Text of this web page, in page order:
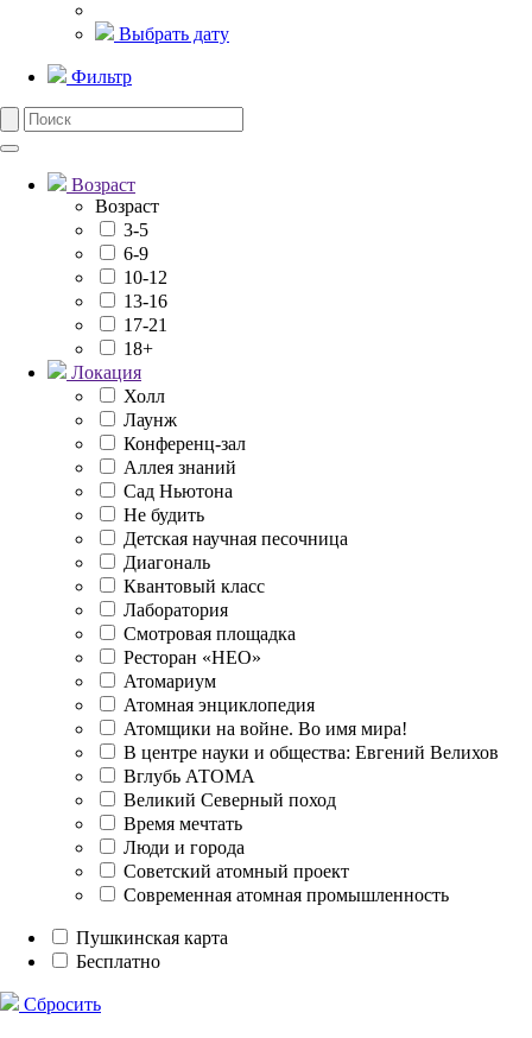
Выбрать дату
Фильтр
Возраст
Возраст
3-5
6-9
10-12
13-16
17-21
18+
Локация
Холл
Лаунж
Конференц-зал
Аллея знаний
Сад Ньютона
Не будить
Детская научная песочница
Диагональ
Квантовый класс
Лаборатория
Смотровая площадка
Ресторан «НЕО»
Атомариум
Атомная энциклопедия
Атомщики на войне. Во имя мира!
В центре науки и общества: Евгений Велихов
Вглубь АТОМА
Великий Северный поход
Время мечтать
Люди и города
Советский атомный проект
Современная атомная промышленность
Пушкинская карта
Бесплатно
Сбросить